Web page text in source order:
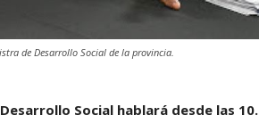
de Desarrollo Social de la provincia.
Social hablará desde las 10.